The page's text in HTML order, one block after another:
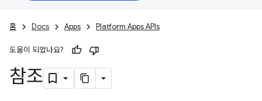
홈 Docs Apps Platform Apps APIs
도움이 되었나요?
참조